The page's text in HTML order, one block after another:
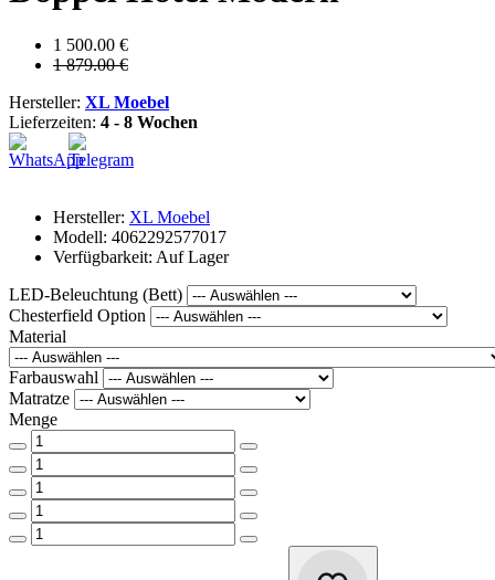
1 500.00 €
1 879.00 €
Hersteller: XL Moebel
Lieferzeiten: 4 - 8 Wochen
Hersteller: XL Moebel
Modell: 4062292577017
Verfügbarkeit: Auf Lager
LED-Beleuchtung (Bett)
Chesterfield Option
Material
Farbauswahl
Matratze
Menge